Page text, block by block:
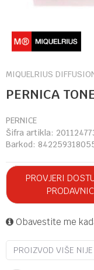
MIQUELRIUS
PERNICA
PERNICE
Šifra artikla:
Barkod:
PROVJERI
Obavestite me
PROIZVOD VIŠE